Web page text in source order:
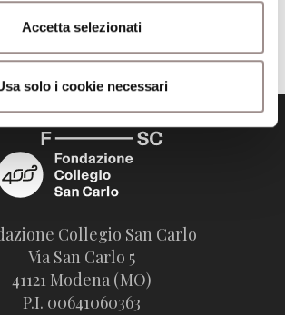
Accetta selezionati
solo i cookie necessari
Alti Studi il 04-12-2024
Collegio San Carlo
Via San Carlo 5
41121 Modena (MO)
P.I. 00641060363